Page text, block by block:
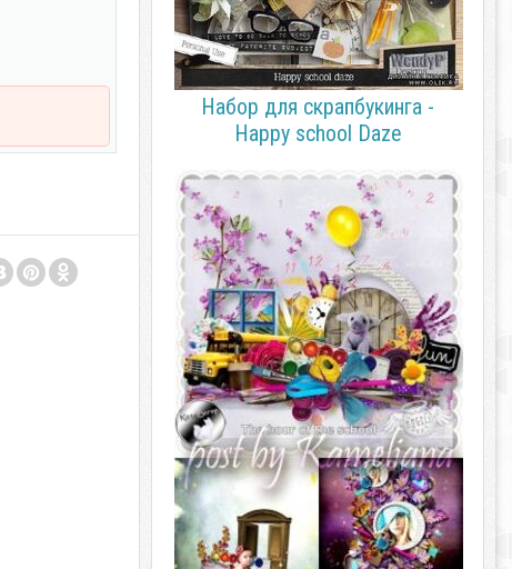
Набор для скрапбукинга -
Happy school Daze